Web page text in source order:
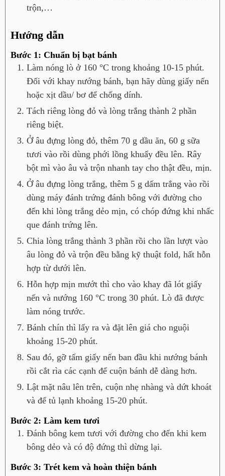
trộn,…
Hướng dẫn
Bước 1: Chuẩn bị bạt bánh
Làm nóng lò ở 160 °C trong khoảng 10-15 phút.
Đối với khay nướng bánh, bạn hãy dùng giấy nến
hoặc xịt dầu/ bơ để chống dính.
Tách riêng lòng đỏ và lòng trắng thành 2 phần
riêng biệt.
Ở âu đựng lòng đỏ, thêm 70 g dầu ăn, 60 g sữa
tươi vào rồi dùng phới lồng khuấy đều lên. Rây
bột mì vào âu và trộn nhanh tay cho thật đều, mịn.
Ở âu đựng lòng trắng, thêm 5 g dấm trắng vào rồi
dùng máy đánh trứng đánh bông với đường cho
đến khi lòng trắng dẻo mịn, có chóp đứng khi nhấc
que đánh trứng lên.
Chia lòng trắng thành 3 phần rồi cho lần lượt vào
âu lòng đỏ và trộn đều bằng kỹ thuật fold, hất hỗn
hợp từ dưới lên.
Hỗn hợp mịn mướt thì cho vào khay đã lót giấy
nến và nướng 160 °C trong 30 phút. Lò đã được
làm nóng trước.
Bánh chín thì lấy ra và đặt lên giá cho nguội
khoảng 15-20 phút.
Sau đó, gỡ tấm giấy nến ban đầu khi nướng bánh
rồi cắt rìa các cạnh để cuộn bánh dễ dàng hơn.
Lật mặt nâu lên trên, cuộn nhẹ nhàng và dứt khoát
và để tủ lạnh khoảng 15-20 phút.
Bước 2: Làm kem tươi
Đánh bông kem tươi với đường cho đến khi kem
bông dẻo và có độ đứng thì dừng lại.
Bước 3: Trét kem và hoàn thiện bánh